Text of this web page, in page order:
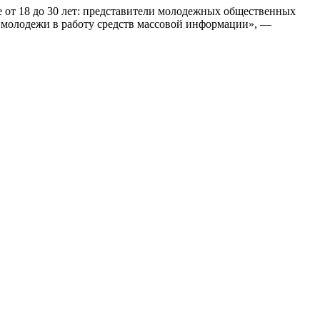
18 до 30 лет: представители молодежных общественных
в работу средств массовой информации», —